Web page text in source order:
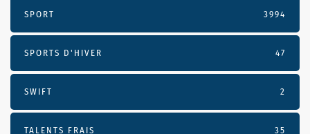
SPORT 3994
SPORTS D'HIVER 47
SWIFT 2
TALENTS FRAIS 35